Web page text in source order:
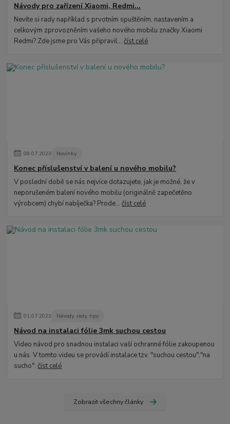
Návody pro zařízení Xiaomi, Redmi...
Nevíte si rady například s prvotním spuštěním, nastavením a
celkovým zprovozněním vašeho nového mobilu značky Xiaomi
Redmi? Zde jsme pro Vás připravil...číst celé
08.07.2023 Novinky
Konec příslušenství v balení u nového mobilu?
V poslední době se nás nejvíce dotazujete, jak je možné, že v
neporušeném balení nového mobilu (originálně zapečetěno
výrobcem) chybí nabíječka? Prode...číst celé
01.07.2023 Návody, rady, tipy
Návod na instalaci fólie 3mk suchou cestou
Video návod pro snadnou instalaci vaší ochranné fólie zakoupenou
u nás. V tomto videu se provádí instalace tzv. "suchou cestou","na
sucho".číst celé
Zobrazit všechny články